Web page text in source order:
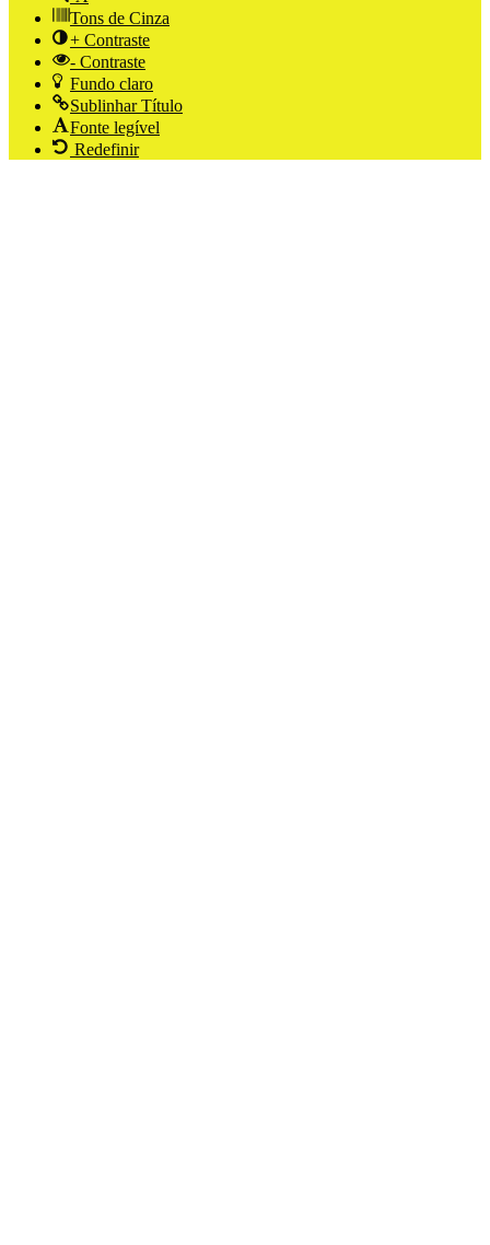
Tons de Cinza
+ Contraste
- Contraste
Fundo claro
Sublinhar Título
Fonte legível
Redefinir